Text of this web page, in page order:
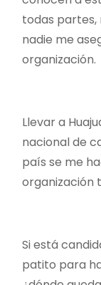
todas partes,
nadie me
organización.
Llevar a
nacional de
país se me
organización
Si está
patito para